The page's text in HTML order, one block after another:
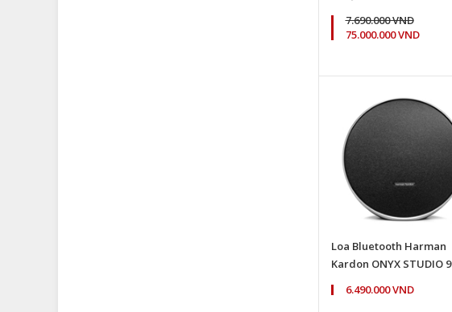
7.690.000 VND
75.000.000 VND
Loa Bluetooth Harman
Kardon ONYX STUDIO 9
6.490.000 VND